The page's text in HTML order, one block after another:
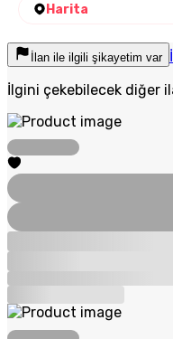
Harita
İlan ile ilgili şikayetim var
İlgini çekebilecek diğer